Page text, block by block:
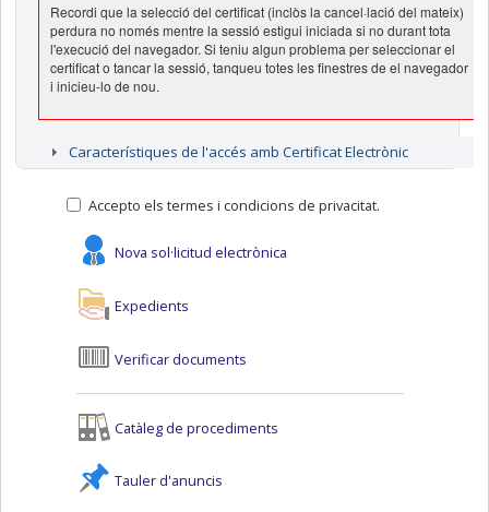
Recordi que la selecció del certificat (inclòs la cancel·lació del mateix)
perdura no només mentre la sessió estigui iniciada si no durant tota
l'execució del navegador. Si teniu algun problema per seleccionar el
certificat o tancar la sessió, tanqueu totes les finestres de el navegador
i inicieu-lo de nou.
Característiques de l'accés amb Certificat Electrònic
Accepto els termes i condicions de privacitat.
Nova sol·licitud electrònica
Expedients
Verificar documents
Catàleg de procediments
Tauler d'anuncis